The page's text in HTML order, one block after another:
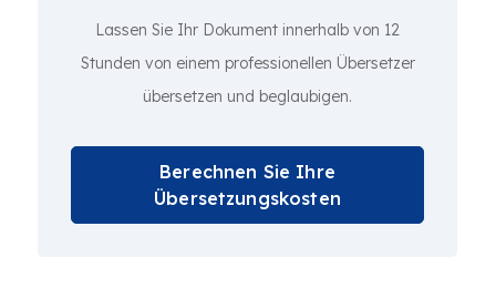
Lassen Sie Ihr Dokument innerhalb von 12
Stunden von einem professionellen Übersetzer
übersetzen und beglaubigen.
Berechnen Sie Ihre
Übersetzungskosten